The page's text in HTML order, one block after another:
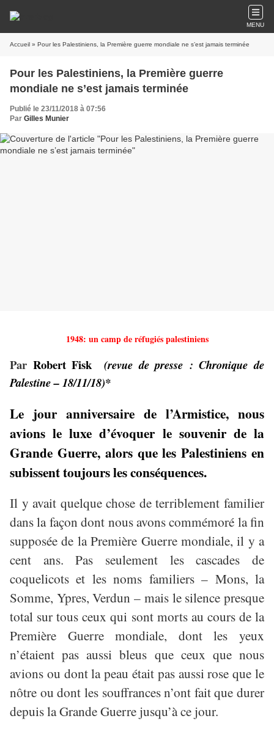
MENU
Accueil » Pour les Palestiniens, la Première guerre mondiale ne s’est jamais terminée
Pour les Palestiniens, la Première guerre
mondiale ne s’est jamais terminée
Publié le 23/11/2018 à 07:56
Par Gilles Munier
1948: un camp de réfugiés palestiniens
Par Robert Fisk
(revue de presse : Chronique de
Palestine – 18/11/18)*
Le jour anniversaire de l’Armistice, nous
avions le luxe d’évoquer le souvenir de la
Grande Guerre, alors que les Palestiniens en
subissent toujours les conséquences.
Il y avait quelque chose de terriblement familier
dans la façon dont nous avons commémoré la fin
supposée de la Première Guerre mondiale, il y a
cent ans. Pas seulement les cascades de
coquelicots et les noms familiers – Mons, la
Somme, Ypres, Verdun – mais le silence presque
total sur tous ceux qui sont morts au cours de la
Première Guerre mondiale, dont les yeux
n’étaient pas aussi bleus que ceux que nous
avions ou dont la peau était pas aussi rose que le
nôtre ou dont les souffrances n’ont fait que durer
depuis la Grande Guerre jusqu’à ce jour.